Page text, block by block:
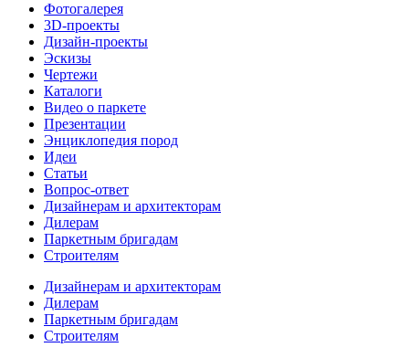
Фотогалерея
3D-проекты
Дизайн-проекты
Эскизы
Чертежи
Каталоги
Видео о паркете
Презентации
Энциклопедия пород
Идеи
Статьи
Вопрос-ответ
Дизайнерам и архитекторам
Дилерам
Паркетным бригадам
Строителям
Дизайнерам и архитекторам
Дилерам
Паркетным бригадам
Строителям